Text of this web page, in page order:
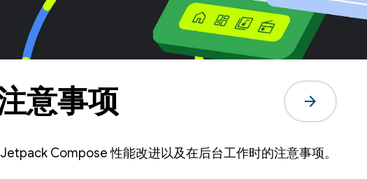
意事项 arrow_forward
Compose 性能改进以及在后台工作时的注意事项。